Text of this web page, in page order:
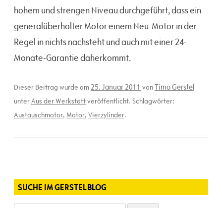
hohem und strengen Niveau durchgeführt, dass ein
generalüberholter Motor einem Neu-Motor in der
Regel in nichts nachsteht und auch mit einer 24-
Monate-Garantie daherkommt.
Dieser Beitrag wurde am 25. Januar 2011 vonTimo Gerstel
unterAus der Werkstattveröffentlicht. Schlagwörter:
Austauschmotor, Motor, Vierzylinder.
SUCHE IM GERSTELBLOG